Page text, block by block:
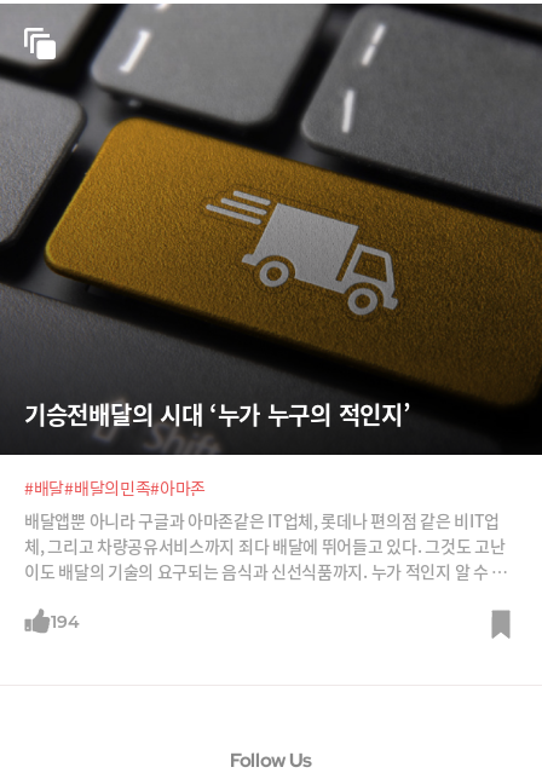
기승전배달의 시대 ‘누가 누구의 적인지’
#배달#배달의민족#아마존
배달앱뿐 아니라 구글과 아마존같은 IT업체, 롯데나 편의점 같은 비IT업
체, 그리고 차량공유서비스까지 죄다 배달에 뛰어들고 있다. 그것도 고난
이도 배달의 기술의 요구되는 음식과 신선식품까지. 누가 적인지 알 수 없
194
Follow Us